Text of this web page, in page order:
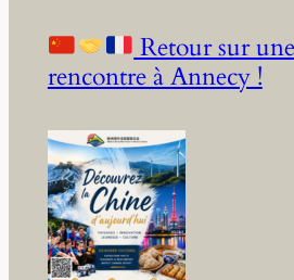
Retour sur
rencontre à Annecy !